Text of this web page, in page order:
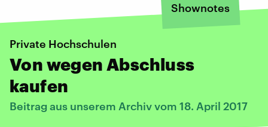
Shownotes
Private Hochschulen
Von wegen Abschluss
kaufen
Beitrag aus unserem Archiv vom 18. April 2017